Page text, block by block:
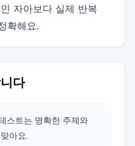
자아보다 실제 반복
확해요.
다
스트는 명확한 주제와
아요.